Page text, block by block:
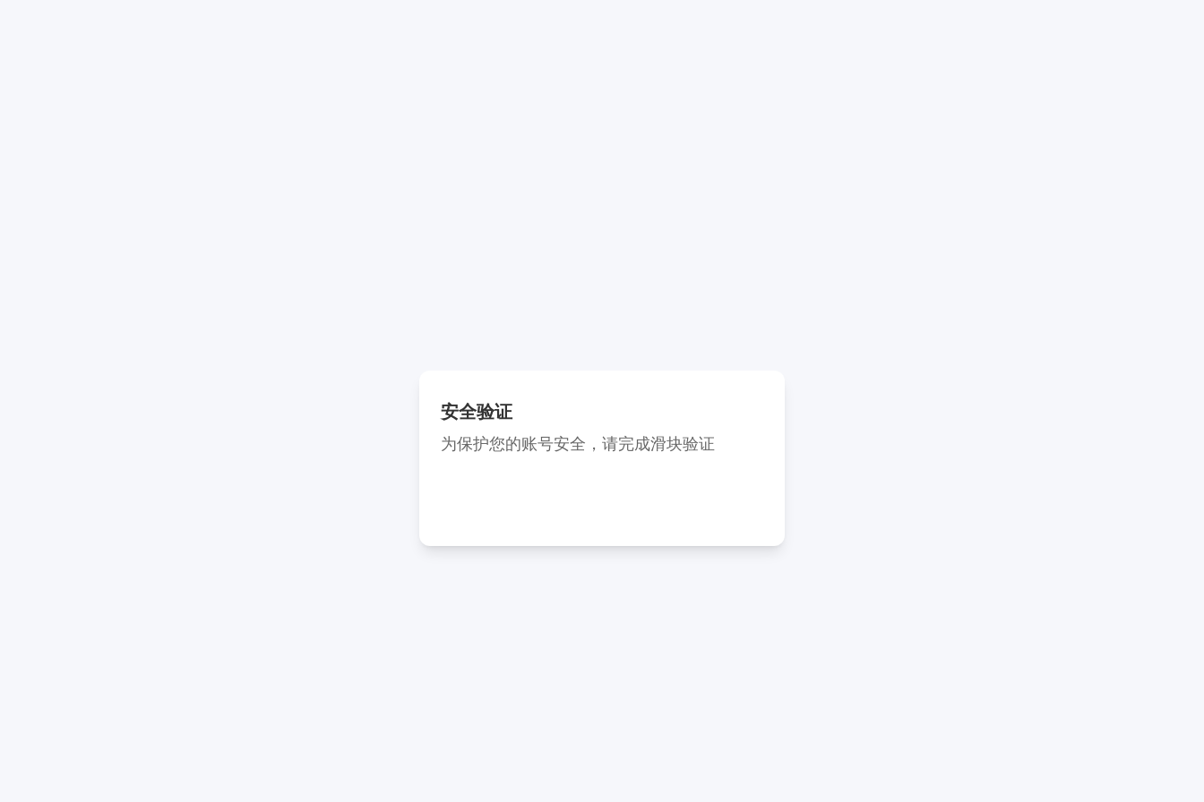
安全验证
为保护您的账号安全，请完成滑块验证